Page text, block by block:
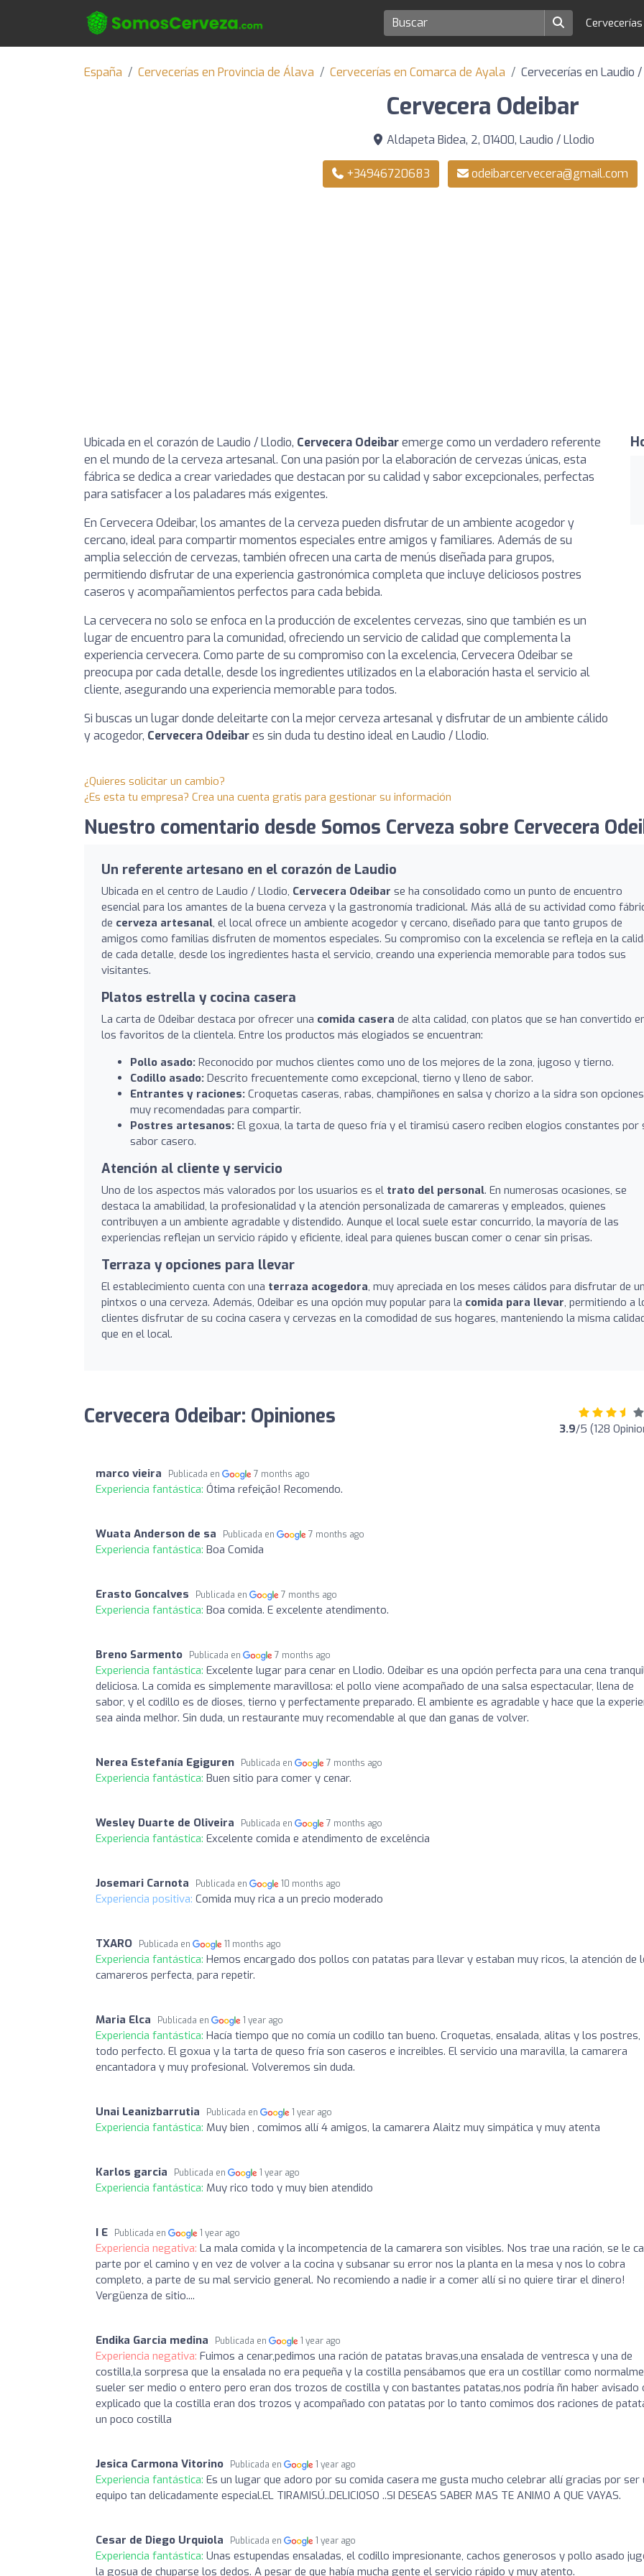
Cervecerías
España Cervecerías en Provincia de Álava Cervecerías en Comarca de Ayala Cervecerías en Laudio
Cervecera Odeibar
Aldapeta Bidea, 2, 01400, Laudio / Llodio
+34946720683 odeibarcervecera@gmail.com
Ubicada en el corazón de Laudio / Llodio, Cervecera Odeibaremerge como un verdadero referente
en el mundo de la cerveza artesanal. Con una pasión por la elaboración de cervezas únicas, esta
fábrica se dedica a crear variedades que destacan por su calidad y sabor excepcionales, perfectas
para satisfacer a los paladares más exigentes.
En Cervecera Odeibar, los amantes de la cerveza pueden disfrutar de un ambiente acogedor y
cercano, ideal para compartir momentos especiales entre amigos y familiares. Además de su
amplia selección de cervezas, también ofrecen una carta de menús diseñada para grupos,
permitiendo disfrutar de una experiencia gastronómica completa que incluye deliciosos postres
caseros y acompañamientos perfectos para cada bebida.
La cervecera no solo se enfoca en la producción de excelentes cervezas, sino que también es un
lugar de encuentro para la comunidad, ofreciendo un servicio de calidad que complementa la
experiencia cervecera. Como parte de su compromiso con la excelencia, Cervecera Odeibar se
preocupa por cada detalle, desde los ingredientes utilizados en la elaboración hasta el servicio al
cliente, asegurando una experiencia memorable para todos.
Si buscas un lugar donde deleitarte con la mejor cerveza artesanal y disfrutar de un ambiente cálido
y acogedor, Cervecera Odeibares sin duda tu destino ideal en Laudio / Llodio.
¿Quieres solicitar un cambio?
¿Es esta tu empresa? Crea una cuenta gratis para gestionar su información
Nuestro comentario desde Somos Cerveza sobre Cervecera
Un referente artesano en el corazón de Laudio
Ubicada en el centro de Laudio / Llodio, Cervecera Odeibar se ha consolidado como un punto de encuentro
esencial para los amantes de la buena cerveza y la gastronomía tradicional. Más allá de su actividad como
de cerveza artesanal, el local ofrece un ambiente acogedor y cercano, diseñado para que tanto grupos de
amigos como familias disfruten de momentos especiales. Su compromiso con la excelencia se refleja en la
de cada detalle, desde los ingredientes hasta el servicio, creando una experiencia memorable para todos sus
visitantes.
Platos estrella y cocina casera
La carta de Odeibar destaca por ofrecer una comida casera de alta calidad, con platos que se han convertido
los favoritos de la clientela. Entre los productos más elogiados se encuentran:
Pollo asado: Reconocido por muchos clientes como uno de los mejores de la zona, jugoso y tierno.
Codillo asado: Descrito frecuentemente como excepcional, tierno y lleno de sabor.
Entrantes y raciones: Croquetas caseras, rabas, champiñones en salsa y chorizo a la sidra son opciones
muy recomendadas para compartir.
Postres artesanos: El goxua, la tarta de queso fría y el tiramisú casero reciben elogios constantes por
sabor casero.
Atención al cliente y servicio
Uno de los aspectos más valorados por los usuarios es el trato del personal. En numerosas ocasiones, se
destaca la amabilidad, la profesionalidad y la atención personalizada de camareras y empleados, quienes
contribuyen a un ambiente agradable y distendido. Aunque el local suele estar concurrido, la mayoría de las
experiencias reflejan un servicio rápido y eficiente, ideal para quienes buscan comer o cenar sin prisas.
Terraza y opciones para llevar
El establecimiento cuenta con una terraza acogedora, muy apreciada en los meses cálidos para disfrutar de
pintxos o una cerveza. Además, Odeibar es una opción muy popular para la comida para llevar, permitiendo a
clientes disfrutar de su cocina casera y cervezas en la comodidad de sus hogares, manteniendo la misma
que en el local.
Cervecera Odeibar: Opiniones 3.9/5 (128
marco vieira Publicada en 7 months ago
Experiencia fantástica: Ótima refeição! Recomendo.
Wuata Anderson de sa Publicada en 7 months ago
Experiencia fantástica: Boa Comida
Erasto Goncalves Publicada en 7 months ago
Experiencia fantástica: Boa comida. E excelente atendimento.
Breno Sarmento Publicada en 7 months ago
Experiencia fantástica: Excelente lugar para cenar en Llodio. Odeibar es una opción perfecta para una cena
deliciosa. La comida es simplemente maravillosa: el pollo viene acompañado de una salsa espectacular, llena de
sabor, y el codillo es de dioses, tierno y perfectamente preparado. El ambiente es agradable y hace que la
sea ainda melhor. Sin duda, un restaurante muy recomendable al que dan ganas de volver.
Nerea Estefanía Egiguren Publicada en 7 months ago
Experiencia fantástica: Buen sitio para comer y cenar.
Wesley Duarte de Oliveira Publicada en 7 months ago
Experiencia fantástica: Excelente comida e atendimento de excelência
Josemari Carnota Publicada en 10 months ago
Experiencia positiva: Comida muy rica a un precio moderado
TXARO Publicada en 11 months ago
Experiencia fantástica: Hemos encargado dos pollos con patatas para llevar y estaban muy ricos, la atención de
camareros perfecta, para repetir.
Maria Elca Publicada en 1 year ago
Experiencia fantástica: Hacía tiempo que no comía un codillo tan bueno. Croquetas, ensalada, alitas y los postres,
todo perfecto. El goxua y la tarta de queso fría son caseros e increibles. El servicio una maravilla, la camarera
encantadora y muy profesional. Volveremos sin duda.
Unai Leanizbarrutia Publicada en 1 year ago
Experiencia fantástica: Muy bien , comimos allí 4 amigos, la camarera Alaitz muy simpática y muy atenta
Karlos garcia Publicada en 1 year ago
Experiencia fantástica: Muy rico todo y muy bien atendido
I E Publicada en 1 year ago
Experiencia negativa: La mala comida y la incompetencia de la camarera son visibles. Nos trae una ración, se le
parte por el camino y en vez de volver a la cocina y subsanar su error nos la planta en la mesa y nos lo cobra
completo, a parte de su mal servicio general. No recomiendo a nadie ir a comer allí si no quiere tirar el dinero!
Vergüenza de sitio....
Endika Garcia medina Publicada en 1 year ago
Experiencia negativa: Fuimos a cenar,pedimos una ración de patatas bravas,una ensalada de ventresca y una de
costilla,la sorpresa que la ensalada no era pequeña y la costilla pensábamos que era un costillar como
sueler ser medio o entero pero eran dos trozos de costilla y con bastantes patatas,nos podría ñn haber avisado
explicado que la costilla eran dos trozos y acompañado con patatas por lo tanto comimos dos raciones de
un poco costilla
Jesica Carmona Vitorino Publicada en 1 year ago
Experiencia fantástica: Es un lugar que adoro por su comida casera me gusta mucho celebrar allí gracias por ser
equipo tan delicadamente especial.EL TIRAMISÚ..DELICIOSO ..SI DESEAS SABER MAS TE ANIMO A QUE VAYAS.
Cesar de Diego Urquiola Publicada en 1 year ago
Experiencia fantástica: Unas estupendas ensaladas, el codillo impresionante, cachos generosos y pollo asado
la gosua de chuparse los dedos. A pesar de que había mucha gente el servicio rápido y muy atento.